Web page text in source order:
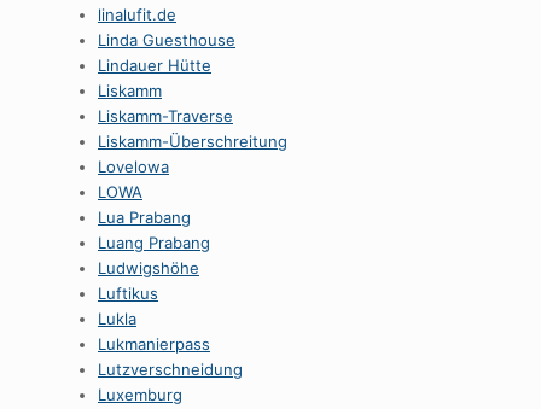
linalufit.de
Linda Guesthouse
Lindauer Hütte
Liskamm
Liskamm-Traverse
Liskamm-Überschreitung
Lovelowa
LOWA
Lua Prabang
Luang Prabang
Ludwigshöhe
Luftikus
Lukla
Lukmanierpass
Lutzverschneidung
Luxemburg